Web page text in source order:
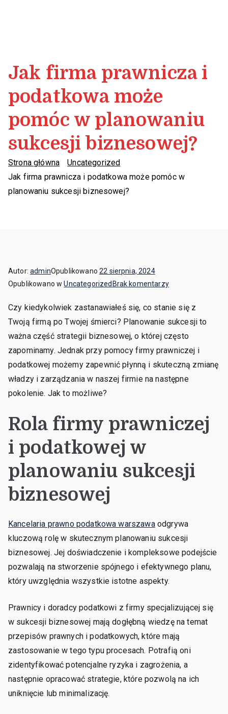
Jak firma prawnicza i
podatkowa może
pomóc w planowaniu
sukcesji biznesowej?
Strona główna
Uncategorized
Jak firma prawnicza i podatkowa może pomóc w
planowaniu sukcesji biznesowej?
Autor:adminOpublikowano22 sierpnia, 2024
Opublikowano wUncategorized Brak komentarzydo
firma
prawnicza
i
podatkowa
w
biznesowej?
Czy kiedykolwiek zastanawiałeś się, co stanie się z
Twoją firmą po Twojej śmierci? Planowanie sukcesji to
ważna część strategii biznesowej, o której często
zapominamy. Jednak przy pomocy firmy prawniczej i
podatkowej możemy zapewnić płynną i skuteczną zmianę
władzy i zarządzania w naszej firmie na następne
pokolenie. Jak to możliwe?
Rola firmy prawniczej
i podatkowej w
planowaniu sukcesji
biznesowej
Kancelaria prawno podatkowa warszawaodgrywa
kluczową rolę w skutecznym planowaniu sukcesji
biznesowej. Jej doświadczenie i kompleksowe podejście
pozwalają na stworzenie spójnego i efektywnego planu,
który uwzględnia wszystkie istotne aspekty.
Prawnicy i doradcy podatkowi z firmy specjalizującej się
w sukcesji biznesowej mają dogłębną wiedzę na temat
przepisów prawnych i podatkowych, które mają
zastosowanie w tego typu procesach. Potrafią oni
zidentyfikować potencjalne ryzyka i zagrożenia, a
następnie opracować strategie, które pozwolą na ich
uniknięcie lub minimalizację.